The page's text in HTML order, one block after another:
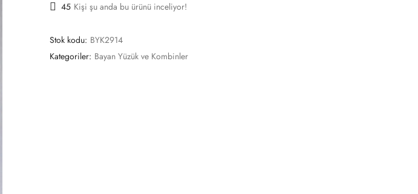
45 Kişi şu anda bu ürünü inceliyor!
Stok kodu: BYK2914
Kategoriler: Bayan Yüzük ve Kombinler